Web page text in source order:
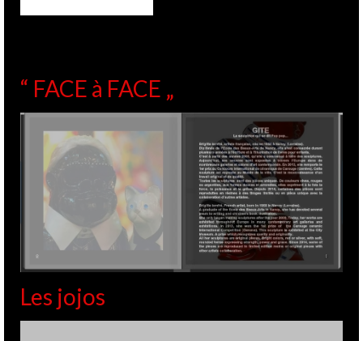
“ FACE à FACE „
Les jojos